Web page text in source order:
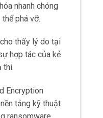
nhanh chóng
phá vỡ.
thấy lý do tại
hợp tác của kẻ
thi.
Encryption
tảng kỹ thuật